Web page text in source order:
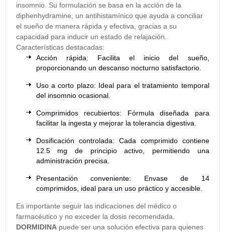
insomnio. Su formulación se basa en la acción de la
diphenhydramine, un antihistamínico que ayuda a conciliar
el sueño de manera rápida y efectiva, gracias a su
capacidad para inducir un estado de relajación.
Características destacadas:
Acción rápida: Facilita el inicio del sueño,
proporcionando un descanso nocturno satisfactorio.
Uso a corto plazo: Ideal para el tratamiento temporal
del insomnio ocasional.
Comprimidos recubiertos: Fórmula diseñada para
facilitar la ingesta y mejorar la tolerancia digestiva.
Dosificación controlada: Cada comprimido contiene
12.5 mg de principio activo, permitiendo una
administración precisa.
Presentación conveniente: Envase de 14
comprimidos, ideal para un uso práctico y accesible.
Es importante seguir las indicaciones del médico o
farmacéutico y no exceder la dosis recomendada.
DORMIDINApuede ser una solución efectiva para quienes